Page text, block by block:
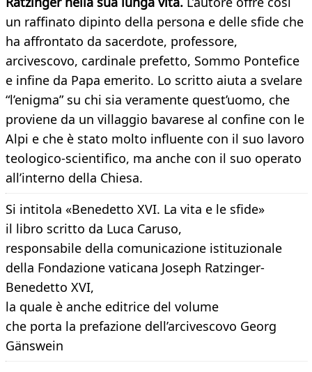
un raffinato dipinto della persona e delle sfide che
ha affrontato da sacerdote, professore,
arcivescovo, cardinale prefetto, Sommo Pontefice
e infine da Papa emerito. Lo scritto aiuta a svelare
“l’enigma” su chi sia veramente quest’uomo, che
proviene da un villaggio bavarese al confine con le
Alpi e che è stato molto influente con il suo lavoro
teologico-scientifico, ma anche con il suo operato
all’interno della Chiesa.
Si intitola «Benedetto XVI. La vita e le sfide»
il libro scritto da Luca Caruso,
responsabile della comunicazione istituzionale
della Fondazione vaticana Joseph Ratzinger-
Benedetto XVI,
la quale è anche editrice del volume
che porta la prefazione dell’arcivescovo Georg
Gänswein